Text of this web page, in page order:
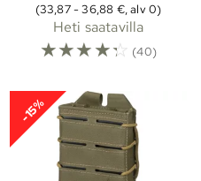
(33,87 - 36,88 €, alv 0)
Heti saatavilla
☆☆☆☆☆ (40)
-15%